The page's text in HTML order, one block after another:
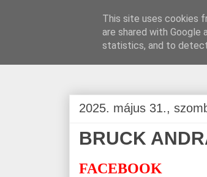
2025. május 31.,
BRUCK
FACEBOOK
This site uses cookies
are shared with
statistics, and to detect